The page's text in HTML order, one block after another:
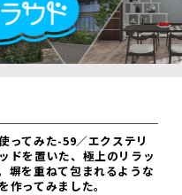
ってみた-59／エクステリ
ドを置いた、極上のリラッ
塀を重ねて包まれるような
作ってみました。